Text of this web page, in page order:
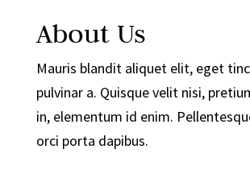
About Us
Mauris blandit aliquet elit, eget
pulvinar a. Quisque velit nisi,
in, elementum id enim.
orci porta dapibus.